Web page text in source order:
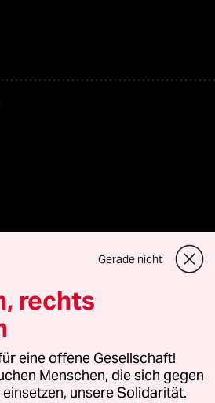
Vertriebs GmbH
Fragen oder für Genehmigungen
Gerade nicht
rechts
eine offene Gesellschaft!
Menschen, die sich gegen
unsere Solidarität.